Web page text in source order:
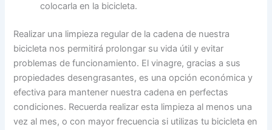
colocarla en la bicicleta.
Realizar una limpieza regular de la cadena de nuestra
bicicleta nos permitirá prolongar su vida útil y evitar
problemas de funcionamiento. El vinagre, gracias a sus
propiedades desengrasantes, es una opción económica y
efectiva para mantener nuestra cadena en perfectas
condiciones. Recuerda realizar esta limpieza al menos una
vez al mes, o con mayor frecuencia si utilizas tu bicicleta en